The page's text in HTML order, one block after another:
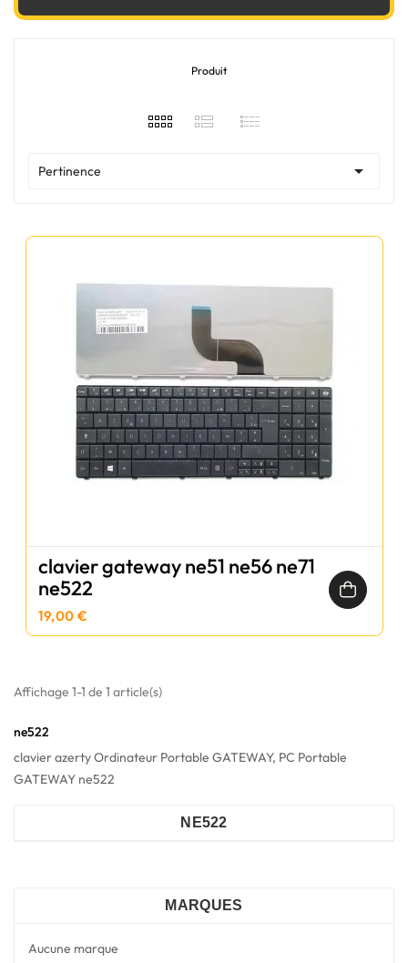
Produit
Pertinence 
clavier gateway ne51 ne56 ne71
ne522
19,00 €
Affichage 1-1 de 1 article(s)
ne522
clavier azerty Ordinateur Portable GATEWAY, PC Portable
GATEWAY ne522
NE522
MARQUES
Aucune marque